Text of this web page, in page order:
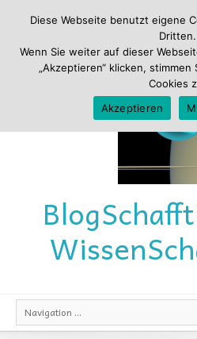
BlogSchafft
Wissen
Navigation ...
Diese Webseite benutzt eigene
Dritten.
Wenn Sie weiter auf dieser
„Akzeptieren“ klicken,
Cookies
Akzeptieren